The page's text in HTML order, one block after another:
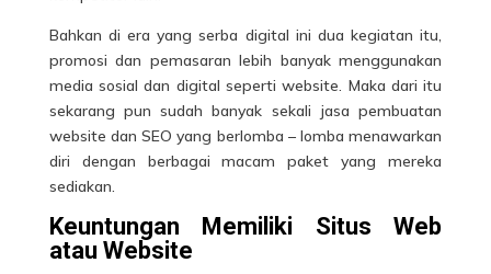
Bahkan di era yang serba digital ini dua kegiatan itu,
promosi dan pemasaran lebih banyak menggunakan
media sosial dan digital seperti website. Maka dari itu
sekarang pun sudah banyak sekali jasa pembuatan
website dan SEO yang berlomba – lomba menawarkan
diri dengan berbagai macam paket yang mereka
sediakan.
Keuntungan Memiliki Situs Web
atau Website